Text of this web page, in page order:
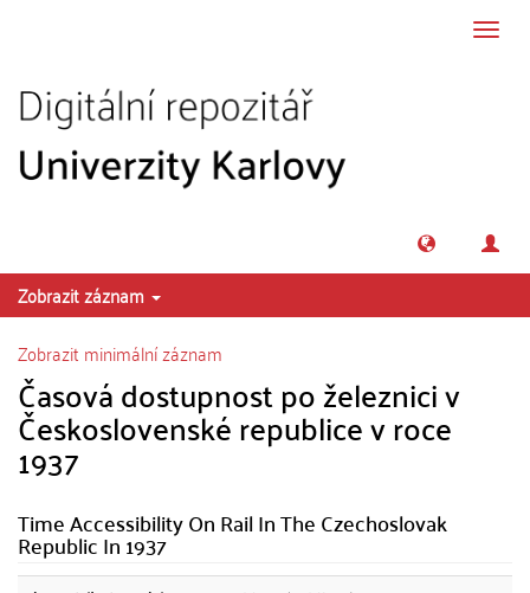
Zobrazit záznam
Zobrazit minimální záznam
Časová dostupnost po železnici v
Československé republice v roce
1937
Time Accessibility On Rail In The Czechoslovak
Republic In 1937